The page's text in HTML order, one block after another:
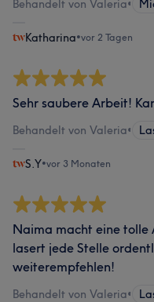
Behandelt von Valeria•
Katharina•vor 2 Tagen
Sehr saubere Arbeit!
Behandelt von Valeria•
S.Y•vor 3 Monaten
Naima macht eine tolle
lasert jede Stelle
weiterempfehlen!
Behandelt von Valeria•